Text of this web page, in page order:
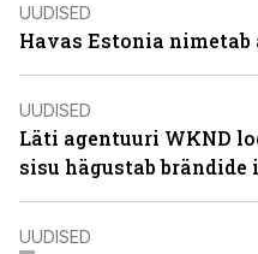
UUDISED
Havas Estonia nimetab
UUDISED
Läti agentuuri WKND
sisu hägustab
UUDISED